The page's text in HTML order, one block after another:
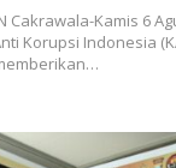
Cakrawala-Kamis 6
Korupsi Indonesia